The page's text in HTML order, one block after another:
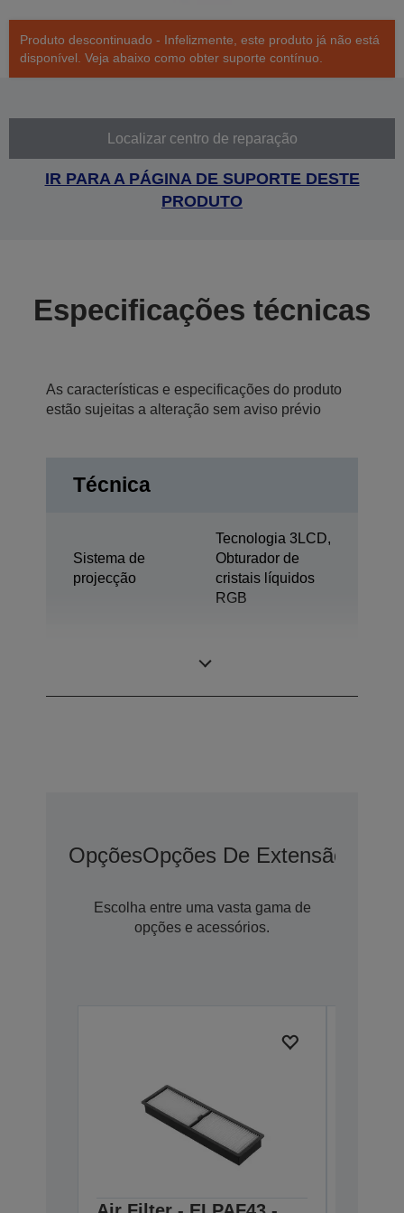
Produto descontinuado - Infelizmente, este produto já não está
disponível. Veja abaixo como obter suporte contínuo.
Localizar centro de reparação
IR PARA A PÁGINA DE SUPORTE DESTE
PRODUTO
Especificações técnicas
As características e especificações do produto
estão sujeitas a alteração sem aviso prévio
Técnica
Sistema de
projecção
Tecnologia 3LCD,
Obturador de
cristais líquidos
RGB
OpçõesOpções De Extensão De
Escolha entre uma vasta gama de
opções e acessórios.